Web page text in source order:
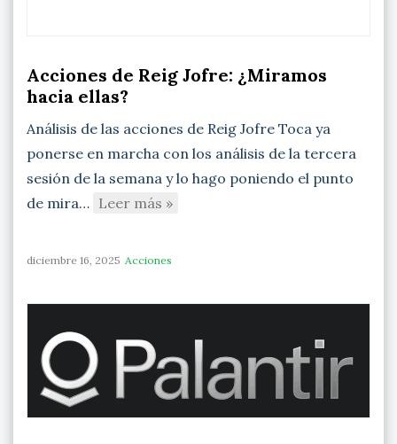
Acciones de Reig Jofre: ¿Miramos
hacia ellas?
Análisis de las acciones de Reig Jofre Toca ya
ponerse en marcha con los análisis de la tercera
sesión de la semana y lo hago poniendo el punto
de mira… Leer más »
diciembre 16, 2025 Acciones